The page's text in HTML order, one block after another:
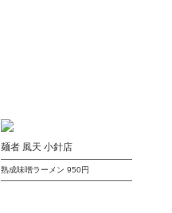
麺者 風天 小針店
熟成味噌ラーメン 950円